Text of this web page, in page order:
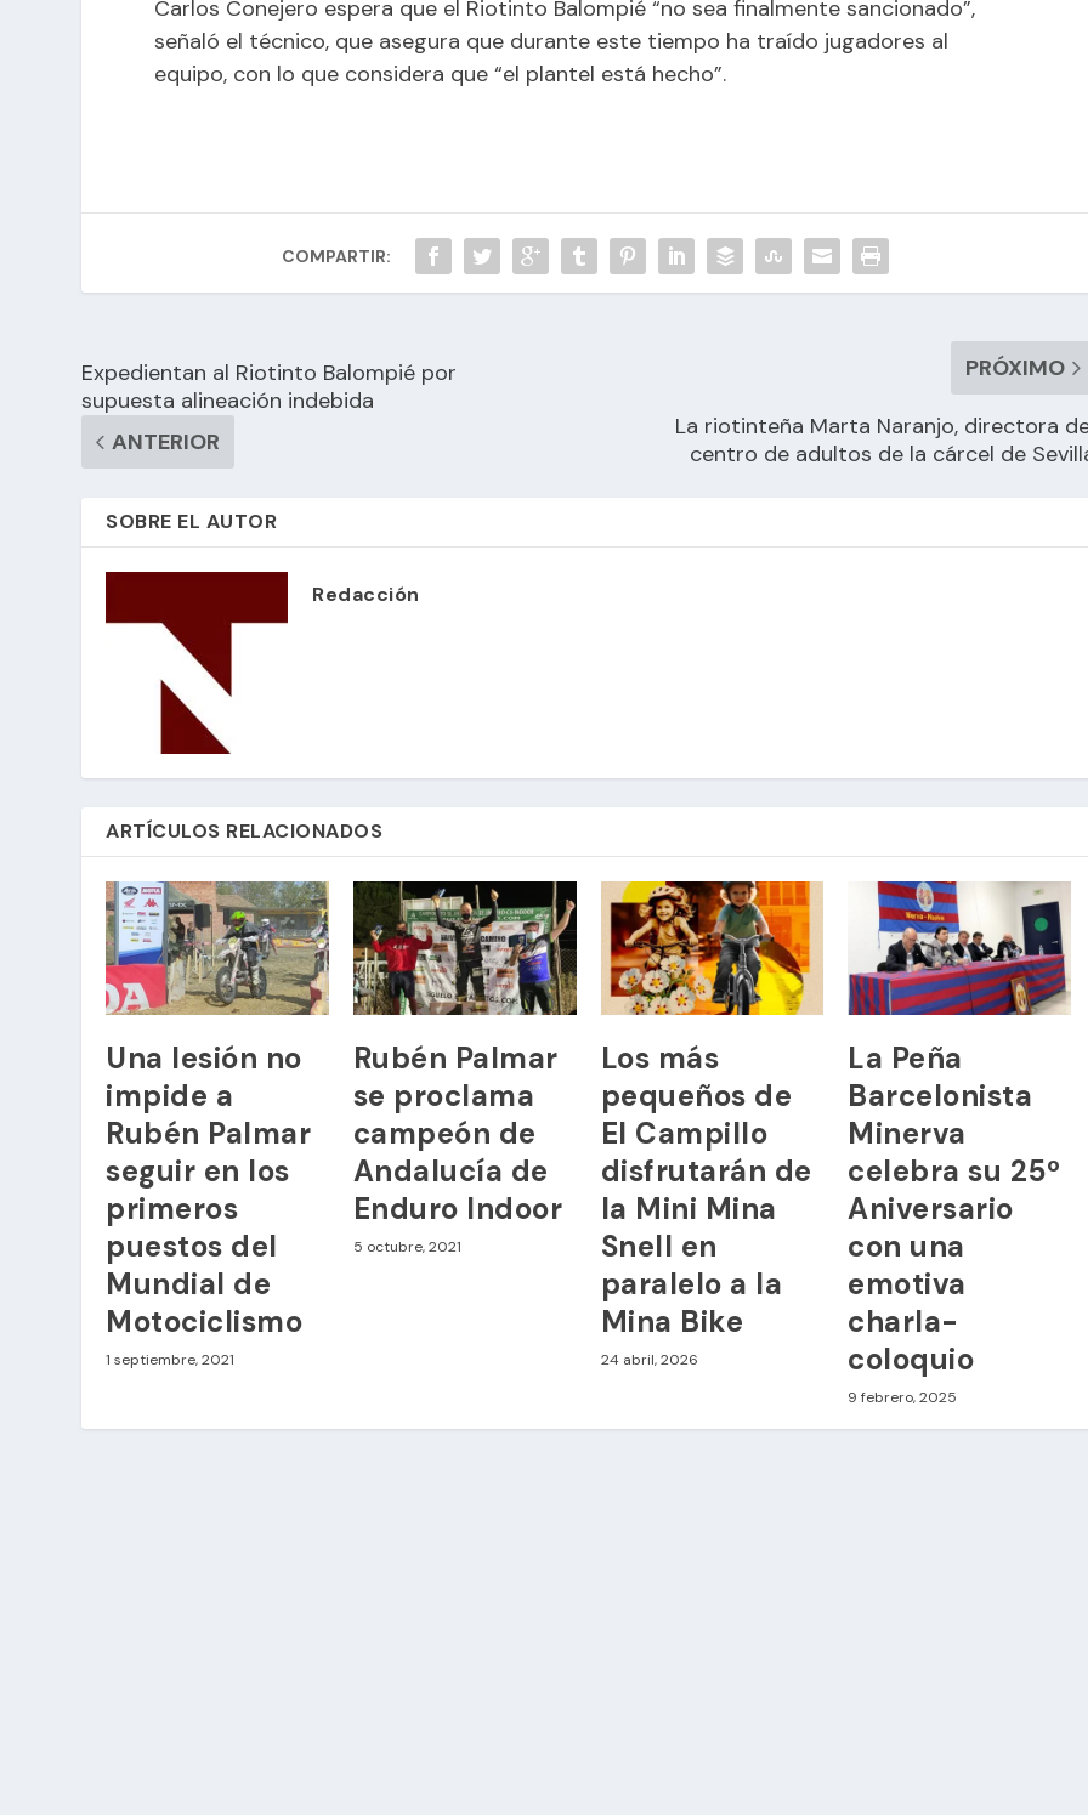
Carlos Conejero espera que el Riotinto Balompié “no sea finalmente sancionado”,
señaló el técnico, que asegura que durante este tiempo ha traído jugadores al
equipo, con lo que considera que “el plantel está hecho”.
COMPARTIR:
Expedientan al Riotinto Balompié por
supuesta alineación indebida
ANTERIOR
PRÓXIMO
La riotinteña Marta Naranjo, directora
centro de adultos de la cárcel de
SOBRE EL AUTOR
Redacción
ARTÍCULOS RELACIONADOS
Una lesión no
impide a
Rubén Palmar
seguir en los
primeros
puestos del
Mundial de
Motociclismo
1 septiembre, 2021
Rubén Palmar
se proclama
campeón de
Andalucía de
Enduro Indoor
5 octubre, 2021
Los más
pequeños de
El Campillo
disfrutarán de
la Mini Mina
Snell en
paralelo a la
Mina Bike
24 abril, 2026
La Peña
Barcelonista
Minerva
celebra su 25º
Aniversario
con una
emotiva
charla-
coloquio
9 febrero, 2025